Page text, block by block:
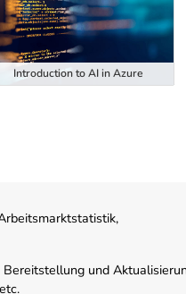
Introduction to AI in Azure
und